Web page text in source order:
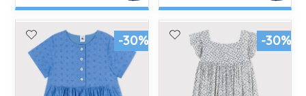
-30% -30%